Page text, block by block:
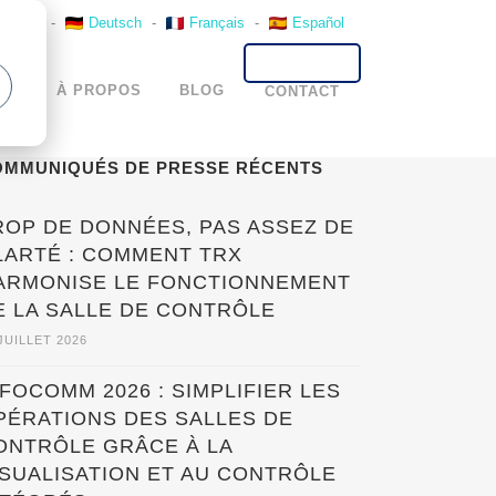
- Deutsch - Français - Español
À PROPOS BLOG CONTACT
DE PRESSE RÉCENTS
DE DONNÉES, PAS ASSEZ DE
: COMMENT TRX
LE FONCTIONNEMENT
LA SALLE DE CONTRÔLE
2026
2026 : SIMPLIFIER LES
DES SALLES DE
GRÂCE À LA
ET AU CONTRÔLE